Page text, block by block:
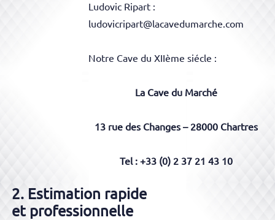
Ludovic Ripart :
ludovicripart@lacavedumarche.com
Notre Cave du XIIème siécle :
La Cave du Marché
13 rue des Changes – 28000 Chartres
Tel : +33 (0) 2 37 21 43 10
2. Estimation rapide
et professionnelle